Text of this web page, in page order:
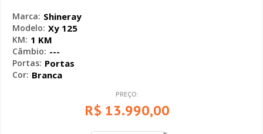
Marca: Shineray
Modelo: Xy 125
KM: 1 KM
Câmbio: ---
Portas: Portas
Cor: Branca
PREÇO:
R$ 13.990,00